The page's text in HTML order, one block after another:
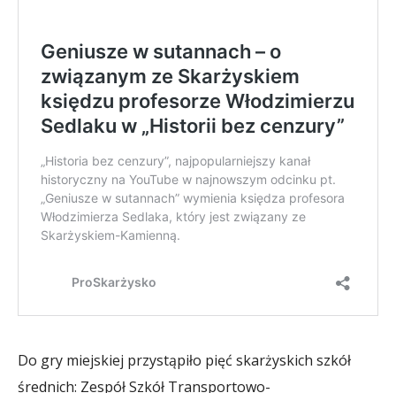
Do gry miejskiej przystąpiło pięć skarżyskich szkół
średnich: Zespół Szkół Transportowo-